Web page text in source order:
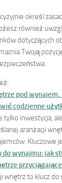
określ
również
dotyczących
Twoją
pod
codzienne
tylko inwestycja,
aranżacji
Kluczowe
do wynajmu: jak
wnętrz to klucz